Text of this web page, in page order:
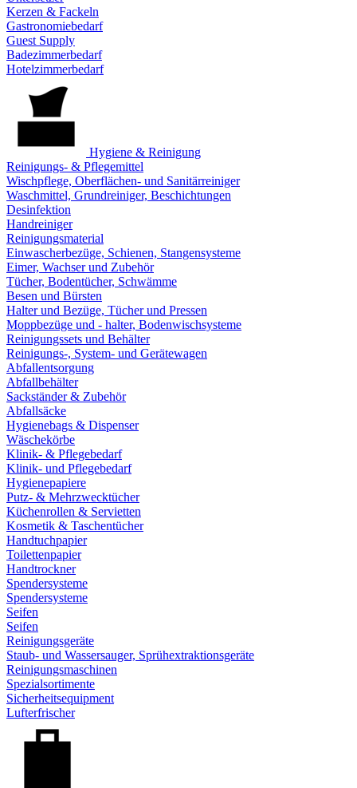
Kerzen & Fackeln
Gastronomiebedarf
Guest Supply
Badezimmerbedarf
Hotelzimmerbedarf
Hygiene & Reinigung
Reinigungs- & Pflegemittel
Wischpflege, Oberflächen- und Sanitärreiniger
Waschmittel, Grundreiniger, Beschichtungen
Desinfektion
Handreiniger
Reinigungsmaterial
Einwascherbezüge, Schienen, Stangensysteme
Eimer, Wachser und Zubehör
Tücher, Bodentücher, Schwämme
Besen und Bürsten
Halter und Bezüge, Tücher und Pressen
Moppbezüge und - halter, Bodenwischsysteme
Reinigungssets und Behälter
Reinigungs-, System- und Gerätewagen
Abfallentsorgung
Abfallbehälter
Sackständer & Zubehör
Abfallsäcke
Hygienebags & Dispenser
Wäschekörbe
Klinik- & Pflegebedarf
Klinik- und Pflegebedarf
Hygienepapiere
Putz- & Mehrzwecktücher
Küchenrollen & Servietten
Kosmetik & Taschentücher
Handtuchpapier
Toilettenpapier
Handtrockner
Spendersysteme
Spendersysteme
Seifen
Seifen
Reinigungsgeräte
Staub- und Wassersauger, Sprühextraktionsgeräte
Reinigungsmaschinen
Spezialsortimente
Sicherheitsequipment
Lufterfrischer